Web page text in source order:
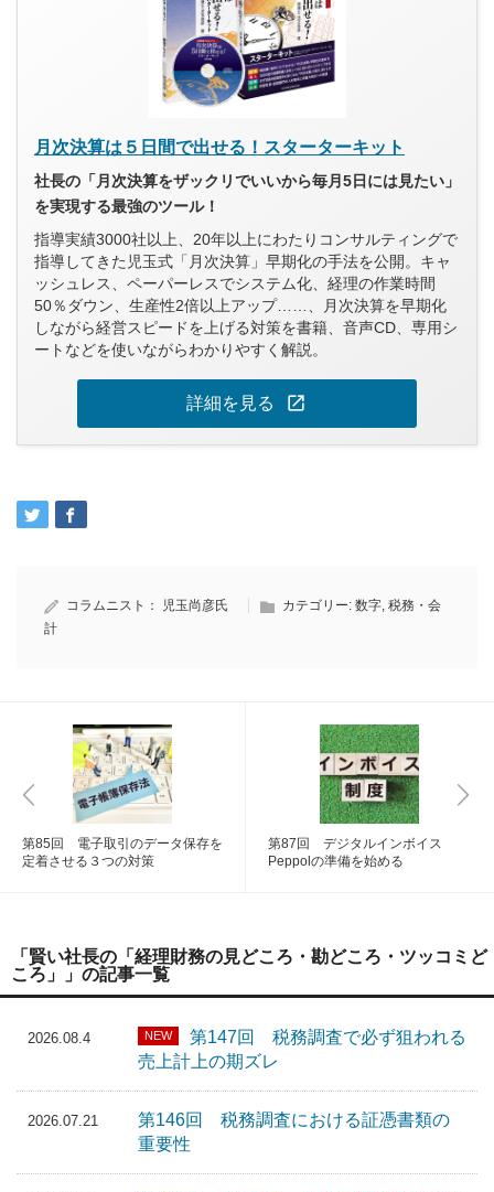
月次決算は５日間で出せる！スターターキット
社長の「月次決算をザックリでいいから毎月5日には見たい」
を実現する最強のツール！
指導実績3000社以上、20年以上にわたりコンサルティングで
指導してきた児玉式「月次決算」早期化の手法を公開。キャ
ッシュレス、ペーパーレスでシステム化、経理の作業時間
50％ダウン、生産性2倍以上アップ……、月次決算を早期化
しながら経営スピードを上げる対策を書籍、音声CD、専用シ
ートなどを使いながらわかりやすく解説。
詳細を見る open_in_new
コラムニスト： 児玉尚彦氏 カテゴリー: 数字, 税務・会
計
第85回 電子取引のデータ保存を
定着させる３つの対策
第87回 デジタルインボイス
Peppolの準備を始める
「賢い社長の「経理財務の見どころ・勘どころ・ツッコミど
ころ」」の記事一覧
2026.08.4 NEW
第147回 税務調査で必ず狙われる
売上計上の期ズレ
2026.07.21
第146回 税務調査における証憑書類の
重要性